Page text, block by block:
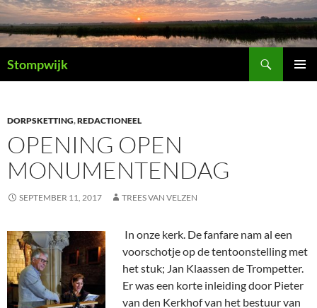
Ga
naar
de
inhoud
Stompwijk
DORPSKETTING,REDACTIONEEL
OPENING OPEN
MONUMENTENDAG
SEPTEMBER 11, 2017 TREES VAN VELZEN
In onze kerk. De fanfare nam al een
voorschotje op de tentoonstelling met
het stuk; Jan Klaassen de Trompetter.
Er was een korte inleiding door Pieter
van den Kerkhof van het bestuur van